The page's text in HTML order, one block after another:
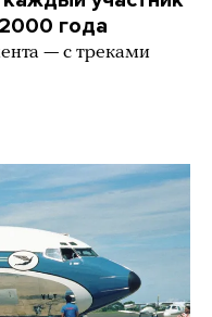
года
— с треками